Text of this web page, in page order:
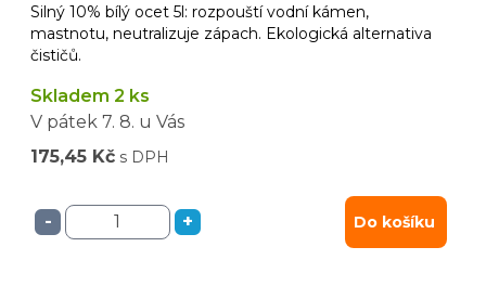
Silný 10% bílý ocet 5l: rozpouští vodní kámen,
mastnotu, neutralizuje zápach. Ekologická alternativa
čističů.
Skladem 2 ks
V pátek 7. 8. u Vás
175,45 Kč s DPH
- + Do košíku